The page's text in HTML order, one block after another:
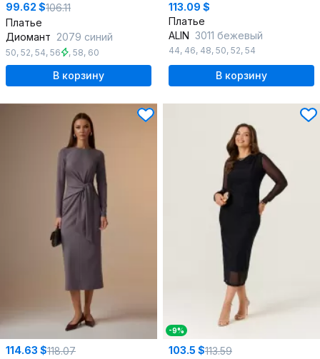
99.62 $106.11
Платье
Диомант 2079 синий
50, 52, 54, 56 , 58, 60
В корзину
113.09 $
Платье
ALIN 3011 бежевый
44, 46, 48, 50, 52, 54
В корзину
114.63 $118.07
-9%
103.5 $113.59